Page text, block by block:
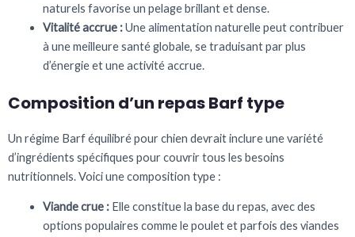
naturels favorise un pelage brillant et dense.
Vitalité accrue :Une alimentation naturelle peut contribuer
à une meilleure santé globale, se traduisant par plus
d’énergie et une activité accrue.
Composition d’un repas Barf type
Un régime Barf équilibré pour chien devrait inclure une variété
d’ingrédients spécifiques pour couvrir tous les besoins
nutritionnels. Voici une composition type :
Viande crue :Elle constitue la base du repas, avec des
options populaires comme le poulet et parfois des viandes